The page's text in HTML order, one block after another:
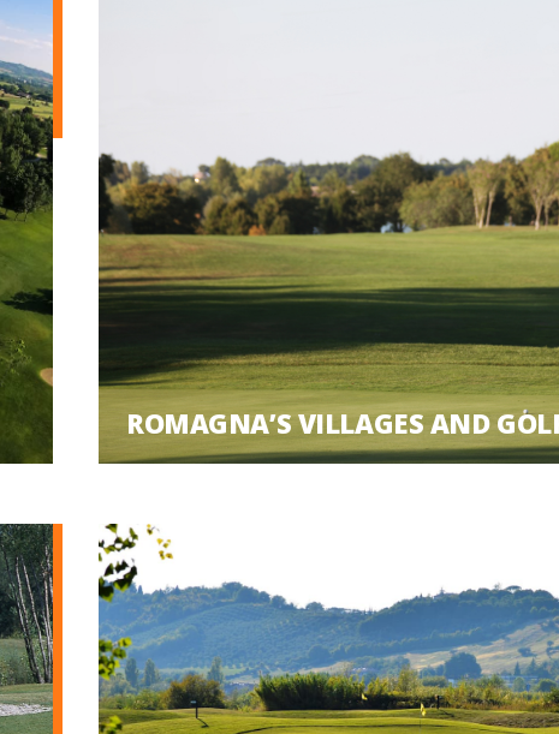
ROMAGNA’S VILLAGES AND